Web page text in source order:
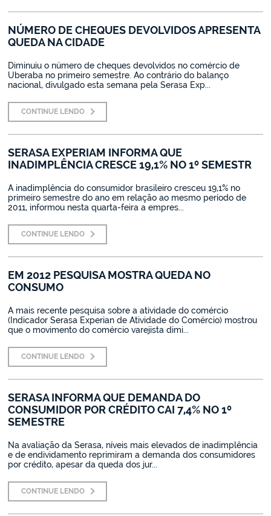
NÚMERO DE CHEQUES DEVOLVIDOS APRESENTA
QUEDA NA CIDADE
Diminuiu o número de cheques devolvidos no comércio de
Uberaba no primeiro semestre. Ao contrário do balanço
nacional, divulgado esta semana pela Serasa Exp...
CONTINUE LENDO
SERASA EXPERIAM INFORMA QUE
INADIMPLÊNCIA CRESCE 19,1% NO 1º SEMESTR
A inadimplência do consumidor brasileiro cresceu 19,1% no
primeiro semestre do ano em relação ao mesmo período de
2011, informou nesta quarta-feira a empres...
CONTINUE LENDO
EM 2012 PESQUISA MOSTRA QUEDA NO
CONSUMO
A mais recente pesquisa sobre a atividade do comércio
(Indicador Serasa Experian de Atividade do Comércio) mostrou
que o movimento do comércio varejista dimi...
CONTINUE LENDO
SERASA INFORMA QUE DEMANDA DO
CONSUMIDOR POR CRÉDITO CAI 7,4% NO 1º
SEMESTRE
Na avaliação da Serasa, níveis mais elevados de inadimplência
e de endividamento reprimiram a demanda dos consumidores
por crédito, apesar da queda dos jur...
CONTINUE LENDO